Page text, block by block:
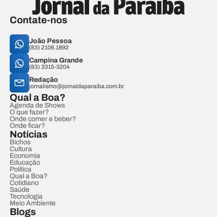
Contate-nos
João Pessoa
(83) 2106.1892
Campina Grande
(83) 3315-3204
Redação
jornalismo@jornaldaparaiba.com.br
Qual a Boa?
Agenda de Shows
O que fazer?
Onde comer e beber?
Onde ficar?
Notícias
Bichos
Cultura
Economia
Educação
Política
Qual a Boa?
Cotidiano
Saúde
Tecnologia
Meio Ambiente
Blogs